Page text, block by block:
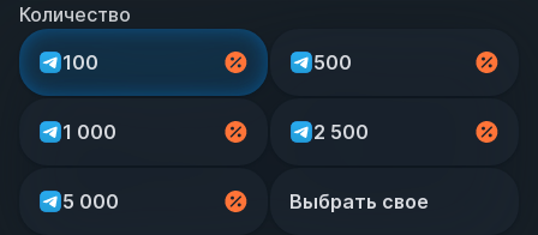
Количество
100
500
1 000 2 500
5 000 Выбрать свое